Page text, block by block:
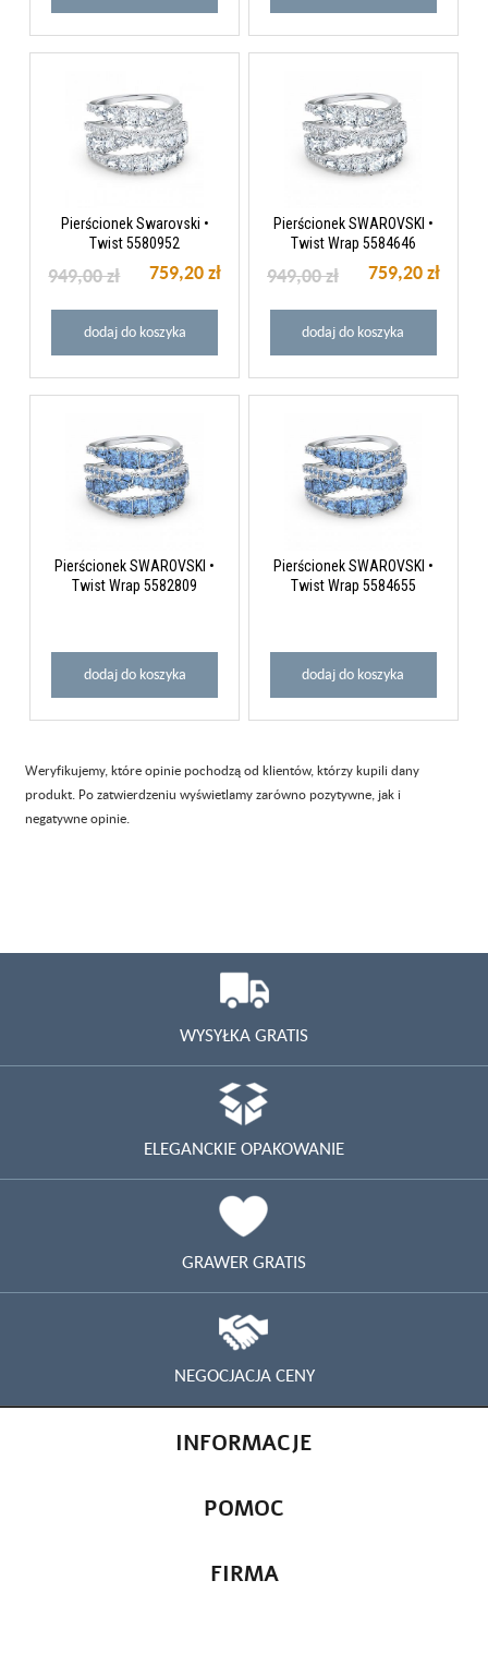
Pierścionek Swarovski •
Twist 5580952
759,20 zł
949,00 zł
dodaj do koszyka
Pierścionek SWAROVSKI •
Twist Wrap 5584646
759,20 zł
949,00 zł
dodaj do koszyka
Pierścionek SWAROVSKI •
Twist Wrap 5582809
dodaj do koszyka
Pierścionek SWAROVSKI •
Twist Wrap 5584655
dodaj do koszyka
Weryfikujemy, które opinie pochodzą od klientów, którzy kupili dany
produkt. Po zatwierdzeniu wyświetlamy zarówno pozytywne, jak i
negatywne opinie.
WYSYŁKA GRATIS
ELEGANCKIE OPAKOWANIE
GRAWER GRATIS
NEGOCJACJA CENY
INFORMACJE
POMOC
FIRMA